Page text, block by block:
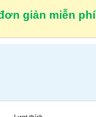
giản miễn phí